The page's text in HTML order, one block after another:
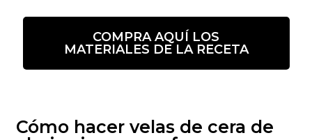
COMPRA AQUÍ LOS
MATERIALES DE LA RECETA
Cómo hacer velas de cera de